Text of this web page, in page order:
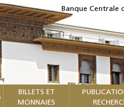
Banque Centrale
BILLETS ET
MONNAIES